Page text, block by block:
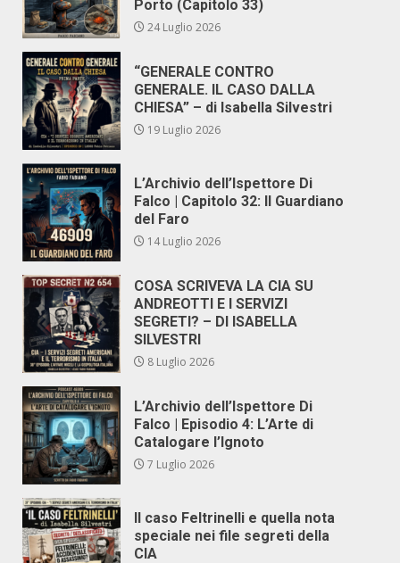
Porto (Capitolo 33)
24 Luglio 2026
“GENERALE CONTRO
GENERALE. IL CASO DALLA
CHIESA” – di Isabella Silvestri
19 Luglio 2026
L’Archivio dell’Ispettore Di
Falco | Capitolo 32: Il Guardiano
del Faro
14 Luglio 2026
COSA SCRIVEVA LA CIA SU
ANDREOTTI E I SERVIZI
SEGRETI? – DI ISABELLA
SILVESTRI
8 Luglio 2026
L’Archivio dell’Ispettore Di
Falco | Episodio 4: L’Arte di
Catalogare l’Ignoto
7 Luglio 2026
Il caso Feltrinelli e quella nota
speciale nei file segreti della
CIA